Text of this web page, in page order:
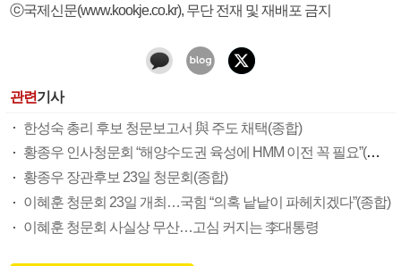
ⓒ국제신문(www.kookje.co.kr), 무단 전재 및 재배포 금지
관련기사
한성숙 총리 후보 청문보고서 與 주도 채택(종합)
황종우 인사청문회 “해양수도권 육성에 HMM 이전 꼭 필요”(종합)
황종우 장관후보 23일 청문회(종합)
이혜훈 청문회 23일 개최…국힘 “의혹 낱낱이 파헤치겠다”(종합)
이혜훈 청문회 사실상 무산…고심 커지는 李대통령